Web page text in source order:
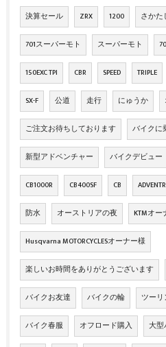
決算セール ZRX 1200 さかた
701スーパーモト スーパーモト
150EXC TPI CBR SPEED TRIPLE
SX-F 公道 走行 にゅうか
ご注文お待ちしております バイクに
新型アドベンチャー バイクデビュー
CB1000R CB400SF CB
防水 オーストリアの夜 KTMオー
Husqvarna MOTORCYCLESオーナー様
楽しいお時間をありがとうございます
バイクお友達 バイクの輪 ツー
バイク春服 オフロード購入 大型